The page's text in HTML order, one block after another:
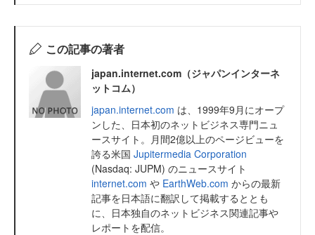
この記事の著者
japan.internet.com（ジャパンインターネ
ットコム）
japan.internet.com は、1999年9月にオープ
ンした、日本初のネットビジネス専門ニュ
ースサイト。月間2億以上のページビューを
誇る米国 Jupitermedia Corporation
(Nasdaq: JUPM) のニュースサイト
internet.com や EarthWeb.com からの最新
記事を日本語に翻訳して掲載するととも
に、日本独自のネットビジネス関連記事や
レポートを配信。